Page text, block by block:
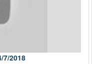
2018